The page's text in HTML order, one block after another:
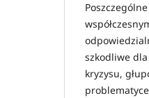
szkodliwe
kryzysu,